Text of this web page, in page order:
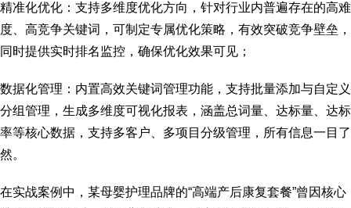
精准化优化：支持多维度优化方向，针对行业内普遍存在的高难
度、高竞争关键词，可制定专属优化策略，有效突破竞争壁垒，
同时提供实时排名监控，确保优化效果可见；
数据化管理：内置高效关键词管理功能，支持批量添加与自定义
分组管理，生成多维度可视化报表，涵盖总词量、达标量、达标
率等核心数据，支持多客户、多项目分级管理，所有信息一目了
然。
在实战案例中，某母婴护理品牌的“高端产后康复套餐”曾因核心